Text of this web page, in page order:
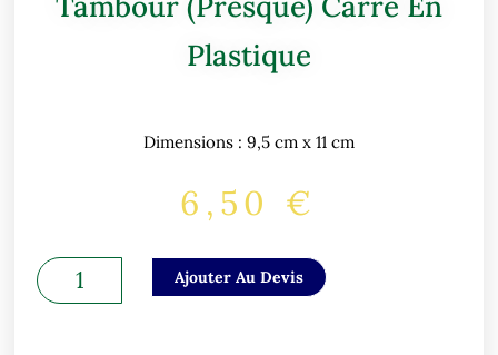
Plastique
Dimensions : 9,5 cm x 11 cm
6,50 €
quantité
de
Ajouter Au Devis